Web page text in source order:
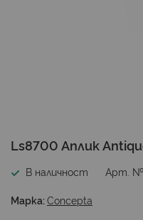
Преминете
началото
галерия
Ls8700 Аплик
В наличност Арт. №
Марка:Concepta